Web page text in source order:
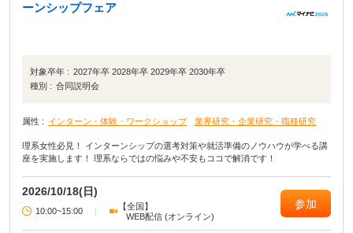
ーンシップフェア
対象卒年 : 2027年卒 2028年卒 2029年卒 2030年卒
種別 : 合同説明会
属性 : インターン・体験・ワークショップ 業界研究・企業研究・職種研究
理系女性必見！ インターンシップの選考対策や就活準備のノウハウが学べる講
座を実施します！ 理系ならではの悩みや不安もココで解消です！
2026/10/18(日)
10:00~15:00 |
【全国】
WEB配信 (オンライン)
参加